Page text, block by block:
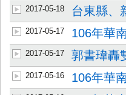
2017-05-18 台東縣、
2017-05-17 106年華
2017-05-17 郭書瑋轟
2017-05-16 106年華